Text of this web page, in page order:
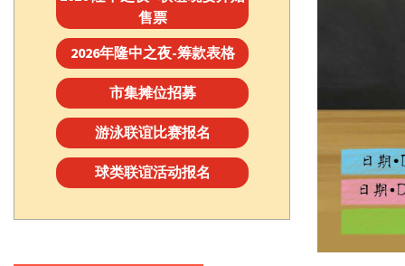
售票
2026年隆中之夜-筹款表格
市集摊位招募
游泳联谊比赛报名
球类联谊活动报名